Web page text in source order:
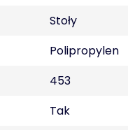
Stoły
Polipropylen
453
Tak